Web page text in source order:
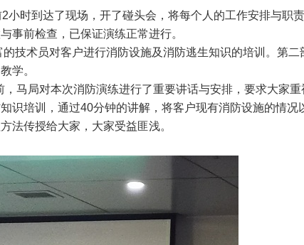
小时到达了现场，开了碰头会，将每个人的工作安排与职
事前检查，已保证演练正常进行。
技术员对客户进行消防设施及消防逃生知识的培训。第二
学。
马局对本次消防演练进行了重要讲话与安排，要求大家重
识培训，通过40分钟的讲解，将客户现有消防设施的情况
法传授给大家，大家受益匪浅。